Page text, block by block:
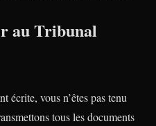
au Tribunal
écrite, vous n’êtes pas tenu
tous les documents